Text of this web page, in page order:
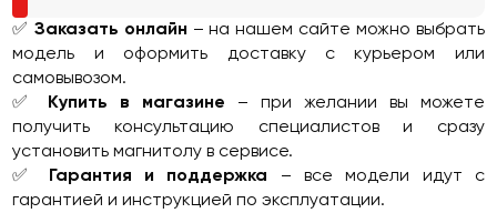
✅ Заказать онлайн – на нашем сайте можно выбрать
модель и оформить доставку с курьером или
самовывозом.
✅
Купить в магазине – при желании вы можете
получить консультацию специалистов и сразу
установить магнитолу в сервисе.
✅
Гарантия и поддержка – все модели идут с
гарантией и инструкцией по эксплуатации.